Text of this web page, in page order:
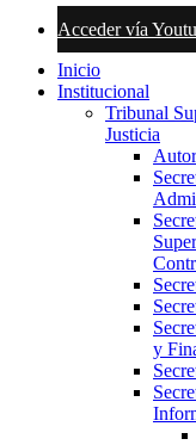
Acceder vía
Inicio
Institucional
Tribunal
Justicia
y